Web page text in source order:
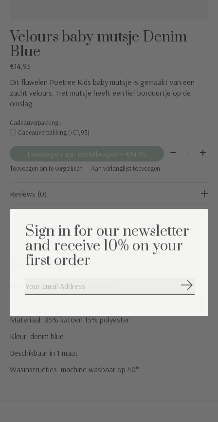
Velours baby mutsje Denim
Blue
€14,95
Dit fluwelen Poetree Kids baby mutsje is gemaakt van een
zacht velours. Het mutsje heeft een lief borduurtje op de
omslag.
Cadeauverpakking :
Cadeauverpakking (+€1,95)
Toevoegen aan winkelwagen — €14,95 Aantal:
Toevoegen om te vergelijken Aan verlanglijst toevoegen
Reviews (0)
Beschrijving
Velours baby mutsje denim blue
Materiaal: 85% katoen 15% polyester
Kleur: denim blue
Beschikbaar in 1 maat
Wasinstructies: machine wasbaar op 40°
Sign in for our newsletter
and receive 10% on your
first order
Abonneer